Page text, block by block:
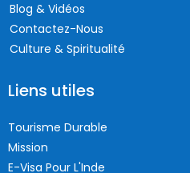
Blog & Vidéos
Contactez-Nous
Culture & Spiritualité
Liens utiles
Tourisme Durable
Mission
E-Visa Pour L'Inde